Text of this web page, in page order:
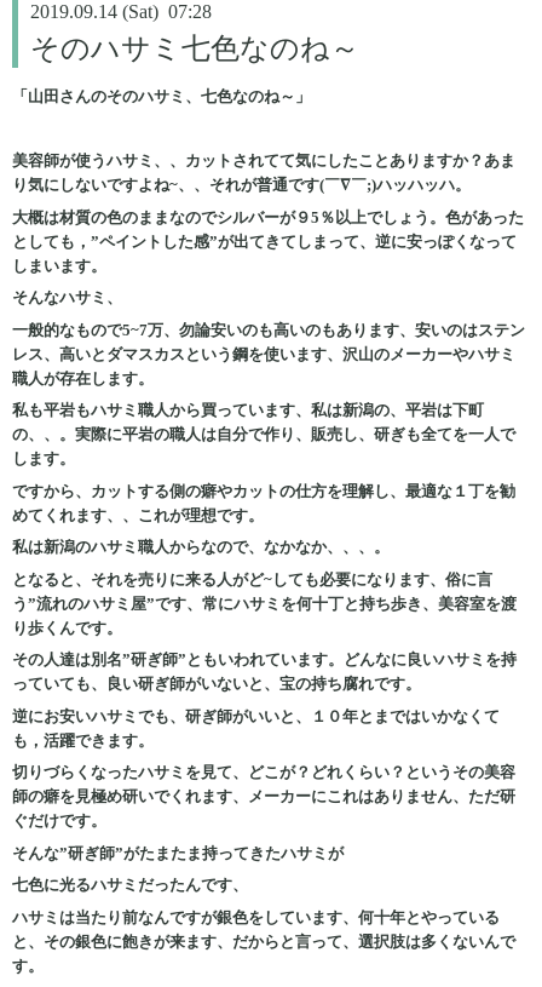
2019.09.14 (Sat) 07:28
そのハサミ七色なのね～
「山田さんのそのハサミ、七色なのね～」
美容師が使うハサミ、、カットされてて気にしたことありますか？あま
り気にしないですよね~、、それが普通です(￣∇￣;)ハッハッハ。
大概は材質の色のままなのでシルバーが９5％以上でしょう。色があった
としても，”ペイントした感”が出てきてしまって、逆に安っぽくなって
しまいます。
そんなハサミ、
一般的なもので5~7万、勿論安いのも高いのもあります、安いのはステン
レス、高いとダマスカスという鋼を使います、沢山のメーカーやハサミ
職人が存在します。
私も平岩もハサミ職人から買っています、私は新潟の、平岩は下町
の、、。実際に平岩の職人は自分で作り、販売し、研ぎも全てを一人で
します。
ですから、カットする側の癖やカットの仕方を理解し、最適な１丁を勧
めてくれます、、これが理想です。
私は新潟のハサミ職人からなので、なかなか、、、。
となると、それを売りに来る人がど~しても必要になります、俗に言
う”流れのハサミ屋”です、常にハサミを何十丁と持ち歩き、美容室を渡
り歩くんです。
その人達は別名”研ぎ師”ともいわれています。どんなに良いハサミを持
っていても、良い研ぎ師がいないと、宝の持ち腐れです。
逆にお安いハサミでも、研ぎ師がいいと、１０年とまではいかなくて
も，活躍できます。
切りづらくなったハサミを見て、どこが？どれくらい？というその美容
師の癖を見極め研いでくれます、メーカーにこれはありません、ただ研
ぐだけです。
そんな”研ぎ師”がたまたま持ってきたハサミが
七色に光るハサミだったんです、
ハサミは当たり前なんですが銀色をしています、何十年とやっている
と、その銀色に飽きが来ます、だからと言って、選択肢は多くないんで
す。